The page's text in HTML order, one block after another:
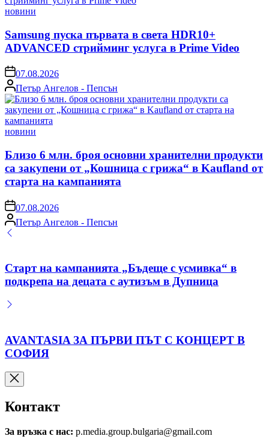
Posted
новини
Samsung пуска първата в света HDR10+
ADVANCED стрийминг услуга в Prime Video
on07.08.2026
Posted
by
Петър Ангелов - Пепсън
Posted
новини
Близо 6 млн. броя основни хранителни продукти
са закупени от „Кошница с грижа“ в Kaufland от
старта на кампанията
on07.08.2026
Posted
by
Петър Ангелов - Пепсън
Старт на кампанията „Бъдеще с усмивка“ в
подкрепа на децата с аутизъм в Дупница
AVANTASIA ЗА ПЪРВИ ПЪТ С КОНЦЕРТ В
СОФИЯ
Контакт
За връзка с нас: p.media.group.bulgaria@gmail.com